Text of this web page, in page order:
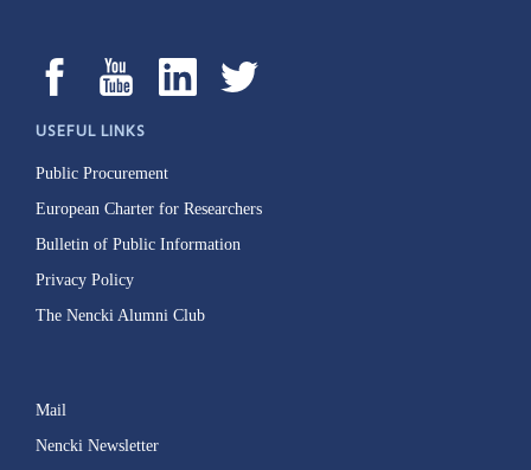
USEFUL LINKS
Public Procurement
European Charter for Researchers
Bulletin of Public Information
Privacy Policy
The Nencki Alumni Club
Mail
Nencki Newsletter